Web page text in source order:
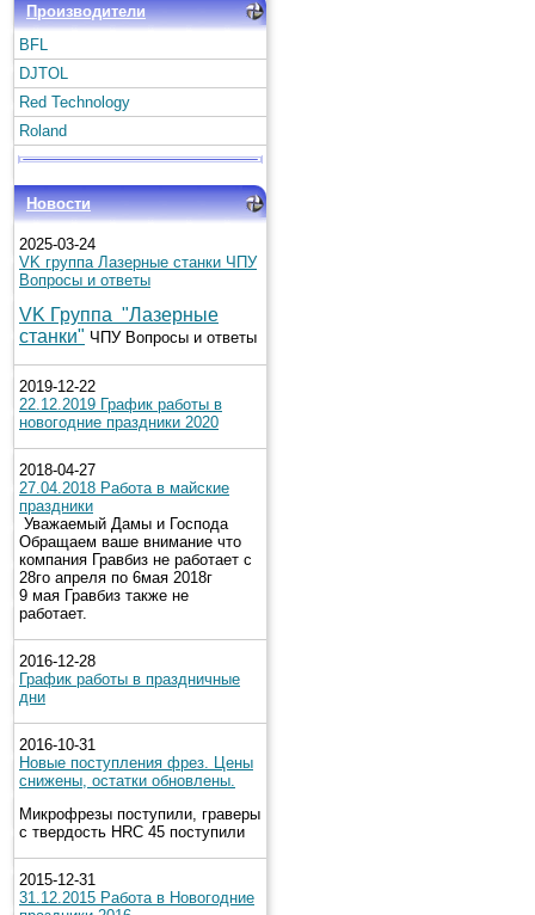
Производители
BFL
DJTOL
Red Technology
Roland
Новости
2025-03-24
VK группа Лазерные станки ЧПУ
Вопросы и ответы
VK Группа "Лазерные
станки" ЧПУ Вопросы и ответы
2019-12-22
22.12.2019 График работы в
новогодние праздники 2020
2018-04-27
27.04.2018 Работа в майские
праздники
Уважаемый Дамы и Господа
Обращаем ваше внимание что
компания Гравбиз не работает с
28го апреля по 6мая 2018г
9 мая Гравбиз также не
работает.
2016-12-28
График работы в праздничные
дни
2016-10-31
Новые поступления фрез. Цены
снижены, остатки обновлены.
Микрофрезы поступили, граверы
с твердость HRC 45 поступили
2015-12-31
31.12.2015 Работа в Новогодние